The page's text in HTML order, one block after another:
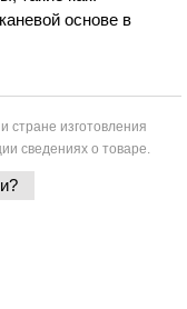
основе в
стране изготовления
сведениях о товаре.